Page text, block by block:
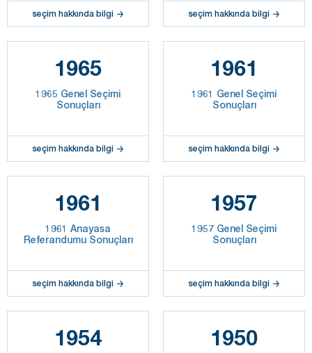
seçim hakkında bilgi seçim hakkında bilgi
1965
1965 Genel Seçimi
Sonuçları
seçim hakkında bilgi
1961
1961 Genel Seçimi
Sonuçları
seçim hakkında bilgi
1961
1961 Anayasa
Referandumu Sonuçları
seçim hakkında bilgi
1957
1957 Genel Seçimi
Sonuçları
seçim hakkında bilgi
1954 1950